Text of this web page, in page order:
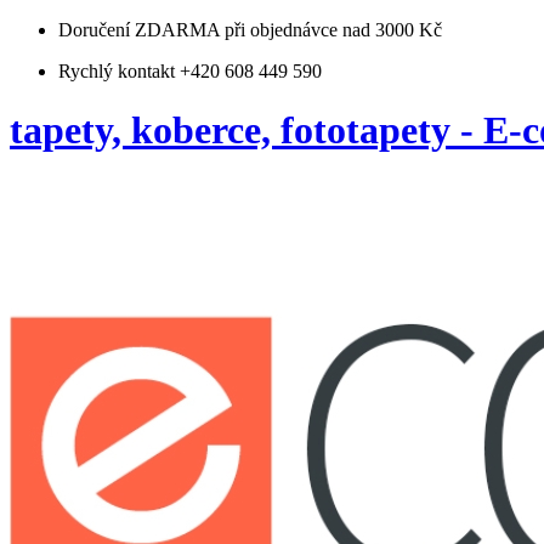
Doručení ZDARMA při objednávce nad 3000 Kč
Rychlý kontakt +420 608 449 590
tapety, koberce, fototapety - E-